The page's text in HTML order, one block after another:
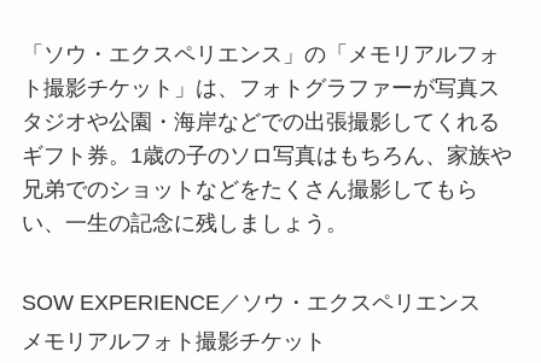
「ソウ・エクスペリエンス」の「メモリアルフォ
ト撮影チケット」は、フォトグラファーが写真ス
タジオや公園・海岸などでの出張撮影してくれる
ギフト券。1歳の子のソロ写真はもちろん、家族や
兄弟でのショットなどをたくさん撮影してもら
い、一生の記念に残しましょう。
SOW EXPERIENCE／ソウ・エクスペリエンス
メモリアルフォト撮影チケット